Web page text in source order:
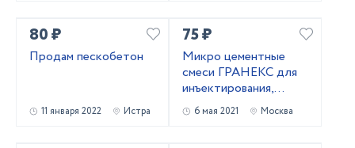
80 ₽
Продам пескобетон
11 января 2022 Истра
75 ₽
Микро цементные
смеси ГРАНЕКС для
инъектирования,
укрепления кирпичной
кладки
6 мая 2021 Москва